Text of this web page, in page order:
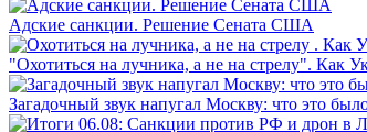
Адские санкции. Решение Сената США
"Охотиться на лучника, а не на стрелу". Как
Загадочный звук напугал Москву: что это